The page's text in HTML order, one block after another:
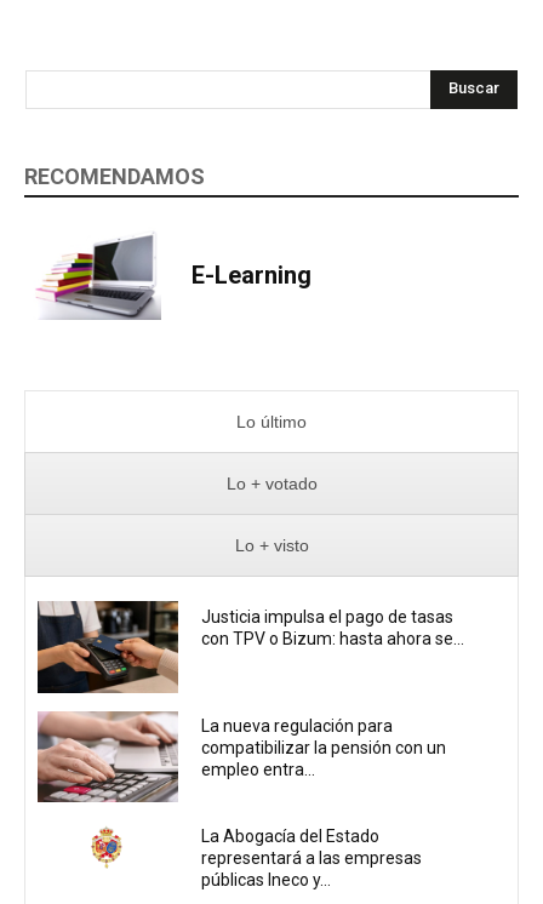
Buscar
RECOMENDAMOS
E-Learning
Lo último
Lo + votado
Lo + visto
Justicia impulsa el pago de tasas
con TPV o Bizum: hasta ahora se...
La nueva regulación para
compatibilizar la pensión con un
empleo entra...
La Abogacía del Estado
representará a las empresas
públicas Ineco y...